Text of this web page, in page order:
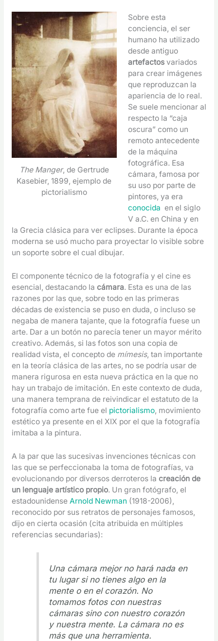
The Manger, de Gertrude
Kasebier, 1899, ejemplo de
pictorialismo
Sobre esta
conciencia, el ser
humano ha utilizado
desde antiguo
artefactosvariados
para crear imágenes
que reproduzcan la
apariencia de lo real.
Se suele mencionar al
respecto la “caja
oscura” como un
remoto antecedente
de la máquina
fotográfica. Esa
cámara, famosa por
su uso por parte de
pintores, ya era
conocida en el siglo
V a.C. en China y en
la Grecia clásica para ver eclipses. Durante la época
moderna se usó mucho para proyectar lo visible sobre
un soporte sobre el cual dibujar.
El componente técnico de la fotografía y el cine es
esencial, destacando la cámara. Esta es una de las
razones por las que, sobre todo en las primeras
décadas de existencia se puso en duda, o incluso se
negaba de manera tajante, que la fotografía fuese un
arte. Dar a un botón no parecía tener un mayor mérito
creativo. Además, si las fotos son una copia de
realidad vista, el concepto de mímesis, tan importante
en la teoría clásica de las artes, no se podría usar de
manera rigurosa en esta nueva práctica en la que no
hay un trabajo de imitación. En este contexto de duda,
una manera temprana de reivindicar el estatuto de la
fotografía como arte fue el pictorialismo, movimiento
estético ya presente en el XIX por el que la fotografía
imitaba a la pintura.
A la par que las sucesivas invenciones técnicas con
las que se perfeccionaba la toma de fotografías, va
evolucionando por diversos derroteros la creación de
un lenguaje artístico propio. Un gran fotógrafo, el
estadounidense Arnold Newman (1918-2006),
reconocido por sus retratos de personajes famosos,
dijo en cierta ocasión (cita atribuida en múltiples
referencias secundarias):
Una cámara mejor no hará nada en
tu lugar si no tienes algo en la
mente o en el corazón. No
tomamos fotos con nuestras
cámaras sino con nuestro corazón
y nuestra mente. La cámara no es
más que una herramienta.